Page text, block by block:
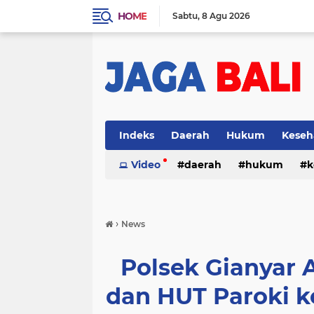
HOME Sabtu 8 Agu 2026
Indeks Daerah Hukum
Video daerah hukum
› News
Polsek Gianyar
dan HUT Paroki